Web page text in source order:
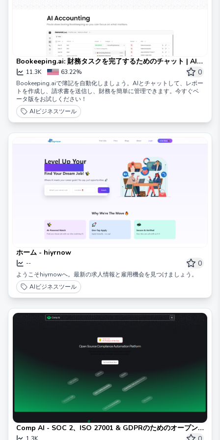
Bookeeping.ai: 財務タスクを完了するためのチャット | AI会
計士11.3K 63.22% 0
Bookeeping.aiで簿記を自動化しましょう。AIとチャットして、レポー
トを作成し、請求書を送信し、財務を簡単に管理できます。今すぐベ
ータ版をお試しください！
AIビジネスツール
ホーム - hiyrnow
-- 0
ようこそhiyrnowへ。最新の求人情報と雇用機会を見つけましょう。
AIビジネスツール
Comp AI - SOC 2、ISO 27001 & GDPRのためのオープン
ソースプラットフォーム
1.3K